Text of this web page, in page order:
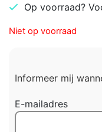
Op voorraad?
Niet op voorraad
Informeer mij
E-mailadres